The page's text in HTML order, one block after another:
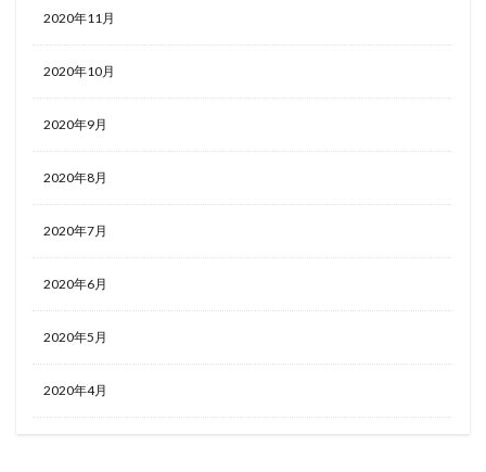
2020年11月
2020年10月
2020年9月
2020年8月
2020年7月
2020年6月
2020年5月
2020年4月